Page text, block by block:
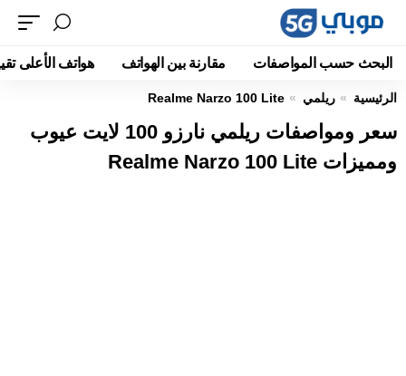
البحث حسب المواصفات مقارنة بين الهواتف هواتف الأعلى
الرئيسية ريلمي Realme Narzo 100 Lite
سعر ومواصفات ريلمي نارزو 100 لايت عيوب
ومميزات Realme Narzo 100 Lite